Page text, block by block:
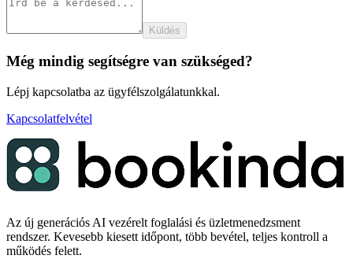
Küldés
Még mindig segítségre van szükséged?
Lépj kapcsolatba az ügyfélszolgálatunkkal.
Kapcsolatfelvétel
Az új generációs AI vezérelt foglalási és üzletmenedzsment
rendszer. Kevesebb kiesett időpont, több bevétel, teljes kontroll a
működés felett.